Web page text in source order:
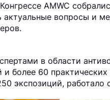
AMWC
актуальные вопросы и
в области
и более 60
экспозиций,